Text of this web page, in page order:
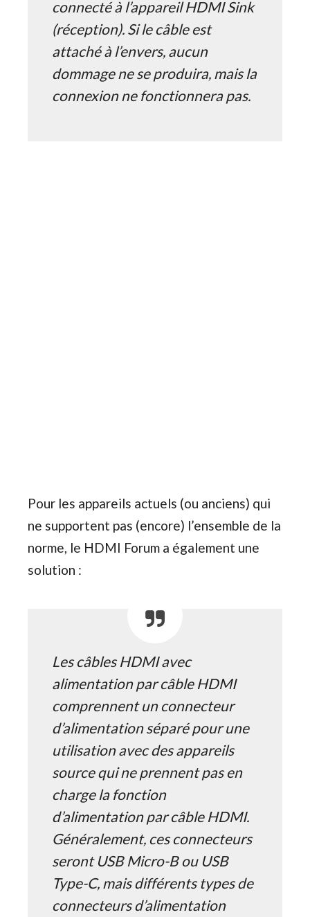
connecté à l’appareil HDMI Sink
(réception). Si le câble est
attaché à l’envers, aucun
dommage ne se produira, mais la
connexion ne fonctionnera pas.
Pour les appareils actuels (ou anciens) qui
ne supportent pas (encore) l’ensemble de la
norme, le HDMI Forum a également une
solution :
Les câbles HDMI avec
alimentation par câble HDMI
comprennent un connecteur
d’alimentation séparé pour une
utilisation avec des appareils
source qui ne prennent pas en
charge la fonction
d’alimentation par câble HDMI.
Généralement, ces connecteurs
seront USB Micro-B ou USB
Type-C, mais différents types de
connecteurs d’alimentation